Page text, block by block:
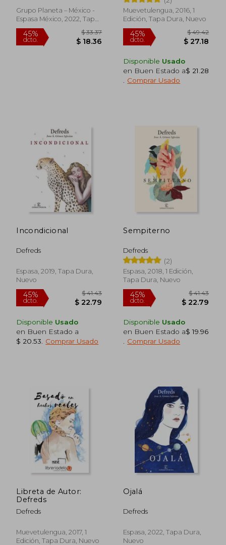
Grupo Planeta – México -
Espasa México, 2022, Tapa
Blanda, Nuevo
45% $ 33.37
Muevetulengua, 2016, 1
Edición, Tapa Dura, Nuevo
45%
Disponible Usado
en Buen Estado a$ 21.28
Comprar Usado
Incondicional
Defreds
Espasa, 2019, Tapa Dura,
Nuevo
45%
dcto.
Disponible Usado
en Buen Estado a
$ 20.53
Comprar Usado
Sempiterno
Defreds
(2)
Espasa, 2018, 1 Edición,
Tapa Dura, Nuevo
dcto.
Disponible Usado
en Buen Estado a$ 19.96
Comprar Usado
Libreta de Autor:
Defreds
Defreds
Muevetulengua, 2017, 1
Edición, Tapa Dura, Nuevo
Ojalá
Defreds
Espasa, 2022, Tapa Dura,
Nuevo